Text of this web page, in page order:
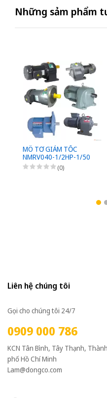
Những sảm phẩm
MÔ TƠ GIẢM TỐC
NMRV040-1/2HP-1/50
(0)
Liên hệ chúng tôi
Gọi cho chúng tôi 24/7
0909 000 786
KCN Tân Bình, Tây Thạnh, Thành
phố Hồ Chí Minh
Lam@dongco.com